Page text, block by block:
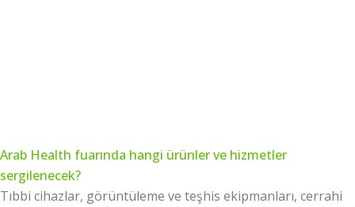
Arab Health fuarında hangi ürünler ve hizmetler
sergilenecek?
Tıbbi cihazlar, görüntüleme ve teşhis ekipmanları, cerrahi